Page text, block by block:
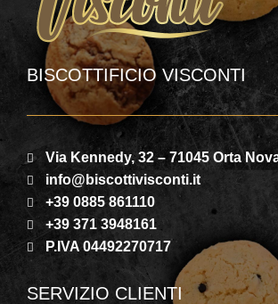
BISCOTTIFICIO VISCONTI
Via Kennedy, 32 – 71045 Orta
info@biscottivisconti.it
+39 0885 861110
+39 371 3948161
P.IVA 04492270717
SERVIZIO CLIENTI